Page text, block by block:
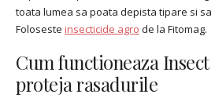
toata lumea sa poata depista tipare si
Foloseste insecticide agro de la Fitomag.
Cum functioneaza
proteja rasadurile